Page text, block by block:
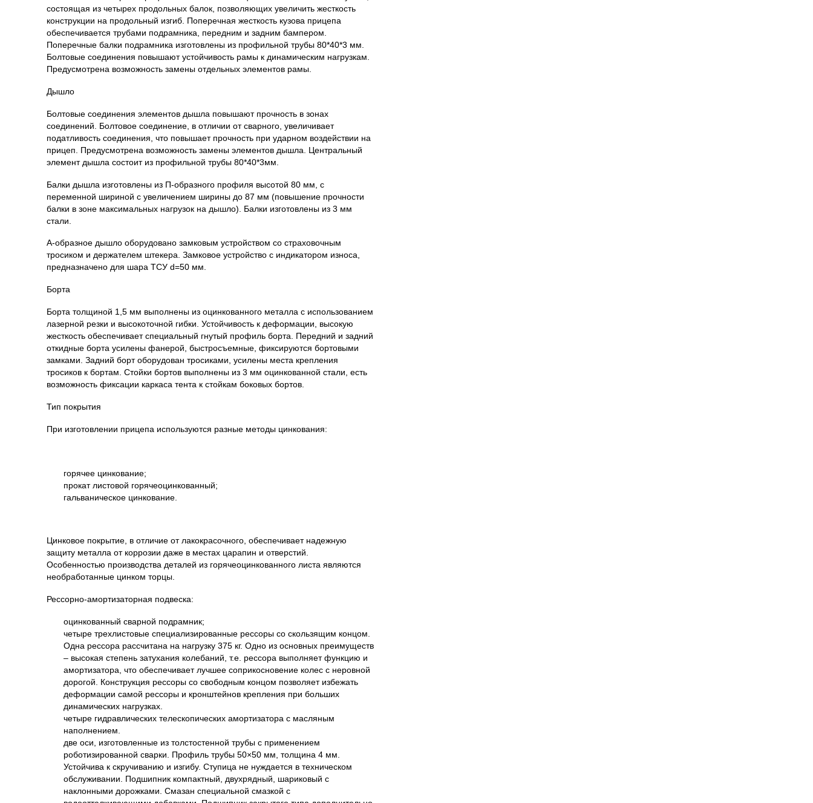
состоящая из четырех продольных балок, позволяющих увеличить жесткость
конструкции на продольный изгиб. Поперечная жесткость кузова прицепа
обеспечивается трубами подрамника, передним и задним бампером.
Поперечные балки подрамника изготовлены из профильной трубы 80*40*3 мм.
Болтовые соединения повышают устойчивость рамы к динамическим нагрузкам.
Предусмотрена возможность замены отдельных элементов рамы.
Дышло
Болтовые соединения элементов дышла повышают прочность в зонах
соединений. Болтовое соединение, в отличии от сварного, увеличивает
податливость соединения, что повышает прочность при ударном воздействии на
прицеп. Предусмотрена возможность замены элементов дышла. Центральный
элемент дышла состоит из профильной трубы 80*40*3мм.
Балки дышла изготовлены из П-образного профиля высотой 80 мм, с
переменной шириной с увеличением ширины до 87 мм (повышение прочности
балки в зоне максимальных нагрузок на дышло). Балки изготовлены из 3 мм
стали.
А-образное дышло оборудовано замковым устройством со страховочным
тросиком и держателем штекера. Замковое устройство с индикатором износа,
предназначено для шара ТСУ d=50 мм.
Борта
Борта толщиной 1,5 мм выполнены из оцинкованного металла с использованием
лазерной резки и высокоточной гибки. Устойчивость к деформации, высокую
жесткость обеспечивает специальный гнутый профиль борта. Передний и задний
откидные борта усилены фанерой, быстросъемные, фиксируются бортовыми
замками. Задний борт оборудован тросиками, усилены места крепления
тросиков к бортам. Стойки бортов выполнены из 3 мм оцинкованной стали, есть
возможность фиксации каркаса тента к стойкам боковых бортов.
Тип покрытия
При изготовлении прицепа используются разные методы цинкования:
горячее цинкование;
прокат листовой горячеоцинкованный;
гальваническое цинкование.
Цинковое покрытие, в отличие от лакокрасочного, обеспечивает надежную
защиту металла от коррозии даже в местах царапин и отверстий.
Особенностью производства деталей из горячеоцинкованного листа являются
необработанные цинком торцы.
Рессорно-амортизаторная подвеска:
оцинкованный сварной подрамник;
четыре трехлистовые специализированные рессоры со скользящим концом.
Одна рессора рассчитана на нагрузку 375 кг. Одно из основных преимуществ
– высокая степень затухания колебаний, т.е. рессора выполняет функцию и
амортизатора, что обеспечивает лучшее соприкосновение колес с неровной
дорогой. Конструкция рессоры со свободным концом позволяет избежать
деформации самой рессоры и кронштейнов крепления при больших
динамических нагрузках.
четыре гидравлических телескопических амортизатора с масляным
наполнением.
две оси, изготовленные из толстостенной трубы с применением
роботизированной сварки. Профиль трубы 50×50 мм, толщина 4 мм.
Устойчива к скручиванию и изгибу. Ступица не нуждается в техническом
обслуживании. Подшипник компактный, двухрядный, шариковый с
наклонными дорожками. Смазан специальной смазкой с